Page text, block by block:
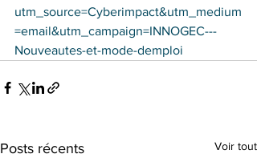
utm_source=Cyberimpact&utm_medium
=email&utm_campaign=INNOGEC---
Nouveautes-et-mode-demploi
Posts récents Voir tout